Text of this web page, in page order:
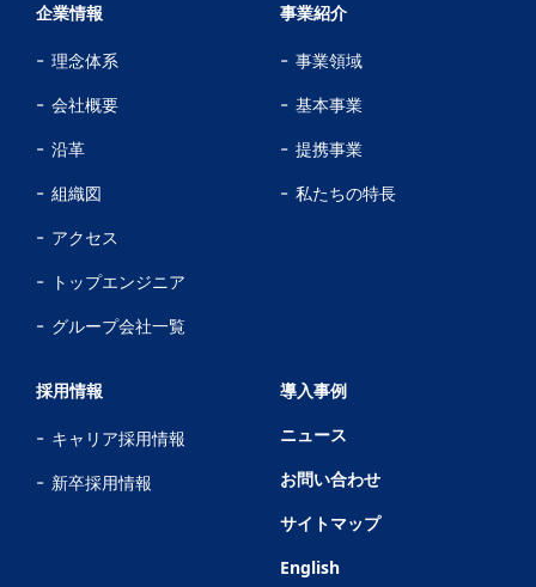
企業情報
理念体系
会社概要
沿革
組織図
アクセス
トップエンジニア
グループ会社一覧
事業紹介
事業領域
基本事業
提携事業
私たちの特長
採用情報
キャリア採用情報
新卒採用情報
導入事例
ニュース
お問い合わせ
サイトマップ
English